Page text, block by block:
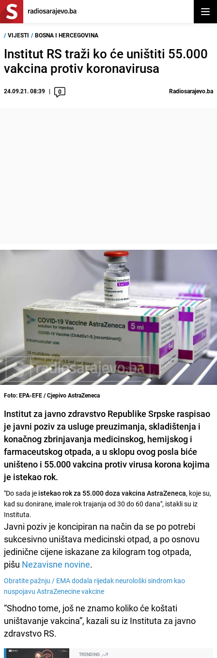
/ VIJESTI / BOSNA I HERCEGOVINA
Institut RS traži ko će uništiti 55.000
vakcina protiv koronavirusa
24.09.21. 08:39 0 Radiosarajevo.ba
Foto: EPA-EFE / Cjepivo AstraZeneca
Institut za javno zdravstvo Republike Srpske raspisao
je javni poziv za usluge preuzimanja, skladištenja i
konačnog zbrinjavanja medicinskog, hemijskog i
farmaceutskog otpada, a u sklopu ovog posla biće
uništeno i 55.000 vakcina protiv virusa korona kojima
je istekao rok.
"Do sada je istekao rok za 55.000 doza vakcina AstraZeneca, koje su,
kad su donirane, imale rok trajanja od 30 do 60 dana", istakli su iz
Instituta.
Javni poziv je koncipiran na način da se po potrebi
sukcesivno uništava medicinski otpad, a po osnovu
jedinične cijene iskazane za kilogram tog otpada,
pišu Nezavisne novine.
Obratite pažnju / EMA dodala rijedak neurološki sindrom kao
nuspojavu AstraZenecine vakcine
“Shodno tome, još ne znamo koliko će koštati
uništavanje vakcina”, kazali su iz Instituta za javno
zdravstvo RS.
TRENDING